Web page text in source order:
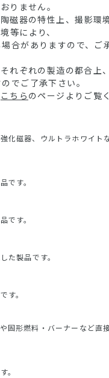
りません。
磁器の特性上、撮影環
等により、
合がありますので、ご
れぞれの製造の都合上
でご了承下さい。
こちら のページよりご覧
化磁器、ウルトラホワイト
です。
です。
た製品です。
す。
固形燃料・バーナーなど直
。